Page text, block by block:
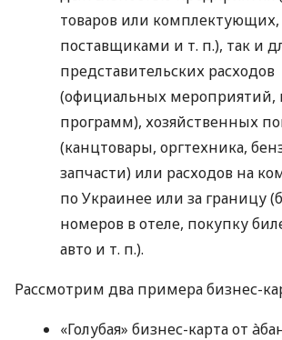
товаров или комплектующих,
поставщиками и т. п.), так и
представительских расходов
(официальных мероприятий,
программ), хозяйственных
(канцтовары, оргтехника,
запчасти) или расходов на
по Украинее или за границу
номеров в отеле, покупку
авто и т. п.).
Рассмотрим два примера бизнес-
«Голубая» бизнес-карта от